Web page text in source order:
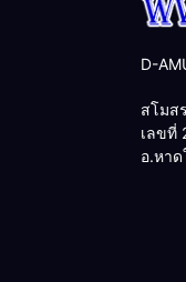
D-
สโมส
เลขที่
อ.หา